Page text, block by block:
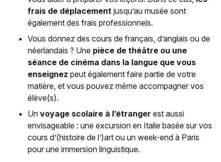
frais de déplacement jusqu’au musée sont
également des frais professionnels.
Vous donnez des cours de français, d’anglais ou de
néerlandais ? Une pièce de théâtre ou une
séance de cinéma dans la langue que vous
enseignez peut également faire partie de votre
matière, et vous pouvez même accompagner vos
élève(s).
Un voyage scolaire à l’étranger est aussi
envisageable : une excursion en Italie basée sur vos
cours d’(histoire de l’)art ou un week-end à Paris
pour une immersion linguistique.